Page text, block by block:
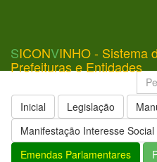
SICONVINHO - Sistema
Prefeituras e Entidades
Inicial Legislação
Manifestação Interesse Social
Emendas Parlamentares